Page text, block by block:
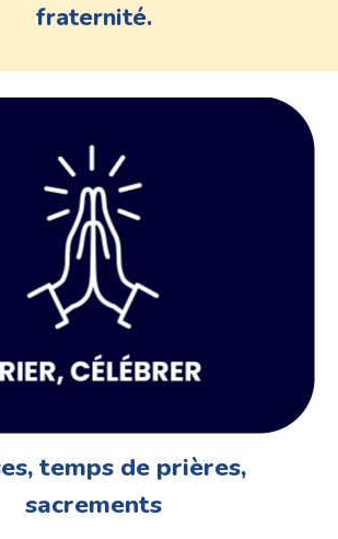
fraternité.
temps de prières,
sacrements